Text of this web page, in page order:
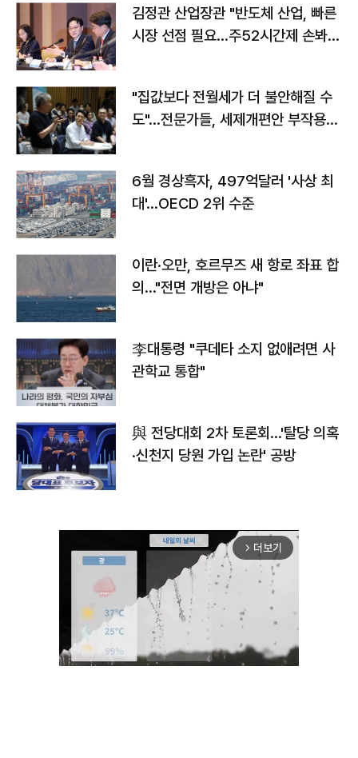
김정관 산업장관 "반도체 산업, 빠른
시장 선점 필요…주52시간제 손봐
"집값보다 전월세가 더 불안해질 수
도"…전문가들, 세제개편안 부작용
6월 경상흑자, 497억달러 '사상 최
대'…OECD 2위 수준
이란·오만, 호르무즈 새 항로 좌표 합
의…"전면 개방은 아냐"
李대통령 "쿠데타 소지 없애려면 사
관학교 통합"
與 전당대회 2차 토론회…'탈당 의혹
·신천지 당원 가입 논란' 공방
arrow_forward_ios 더보기